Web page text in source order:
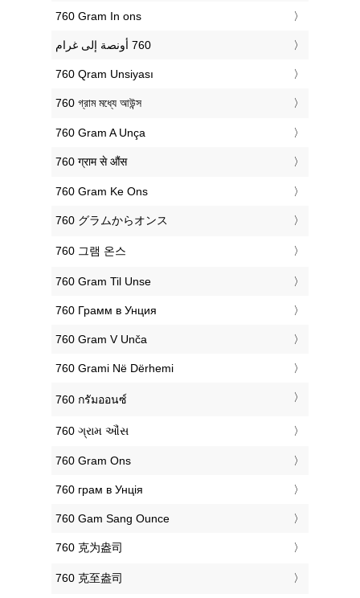
‎760 Gram In ons
‎760 Qram Unsiyası
‎760 গ্রাম মধ্যে আউন্স
‎760 Gram A Unça
‎760 ग्राम से औंस
‎760 Gram Ke Ons
‎760 グラムからオンス
‎760 그램 온스
‎760 Gram Til Unse
‎760 Грамм в Унция
‎760 Gram V Unča
‎760 Grami Në Dërhemi
‎760 กรัมออนซ์
‎760 ગ્રામ ઔંસ
‎760 Gram Ons
‎760 грам в Унція
‎760 Gam Sang Ounce
‎760 克为盎司
‎760 克至盎司